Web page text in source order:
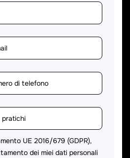
UE 2016/679 (GDPR),
dei miei dati personali